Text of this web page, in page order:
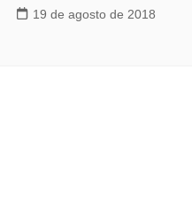
19 de agosto de 2018